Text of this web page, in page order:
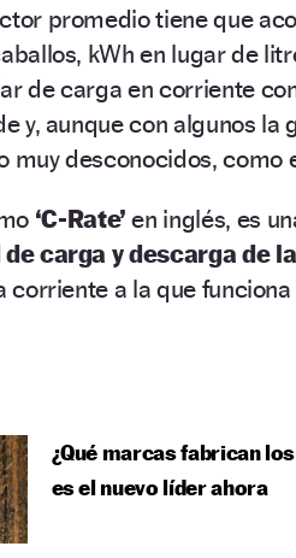
promedio tiene que
kWh en lugar de
de carga en corriente
y, aunque con algunos la
muy desconocidos, como
‘C-Rate’ en inglés, es
carga y descarga de
corriente a la que
¿Qué marcas fabrican
es el nuevo líder ahora